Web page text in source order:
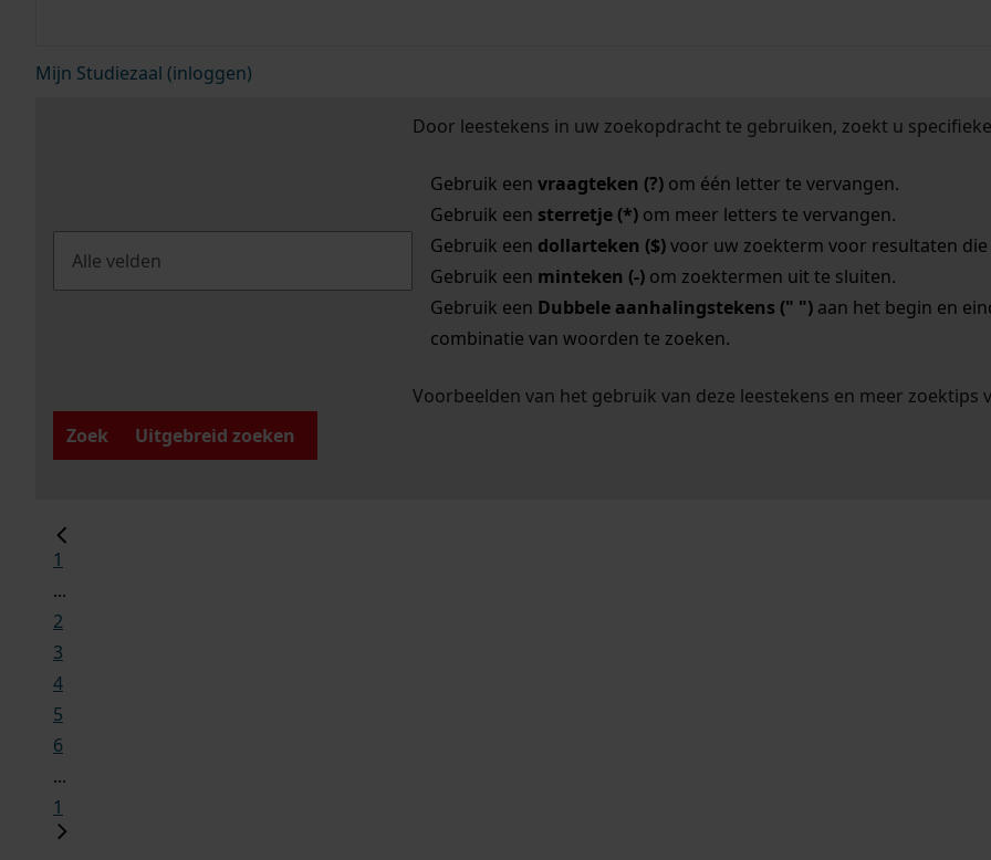
Mijn Studiezaal (inloggen)
Door leestekens in uw zoekopdracht te gebruiken, zoekt u
Gebruik een vraagteken (?)om één letter te vervangen.
Gebruik een sterretje (*)om meer letters te vervangen.
Gebruik een dollarteken ($)voor uw zoekterm voor resultaten die
Gebruik een minteken (-)om zoektermen uit te sluiten.
Gebruik een Dubbele aanhalingstekens (" ")aan het begin en
combinatie van woorden te zoeken.
Voorbeelden van het gebruik van deze leestekens en meer zoektips
Zoek
Uitgebreid zoeken
1
...
2
3
4
5
6
...
1